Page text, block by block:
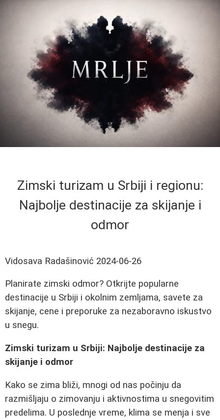
Zimski turizam u Srbiji i regionu:
Najbolje destinacije za skijanje i
odmor
Vidosava Radašinović 2024-06-26
Planirate zimski odmor? Otkrijte popularne
destinacije u Srbiji i okolnim zemljama, savete za
skijanje, cene i preporuke za nezaboravno iskustvo
u snegu.
Zimski turizam u Srbiji: Najbolje destinacije za
skijanje i odmor
Kako se zima bliži, mnogi od nas počinju da
razmišljaju o zimovanju i aktivnostima u snegovitim
predelima. U poslednje vreme, klima se menja i sve